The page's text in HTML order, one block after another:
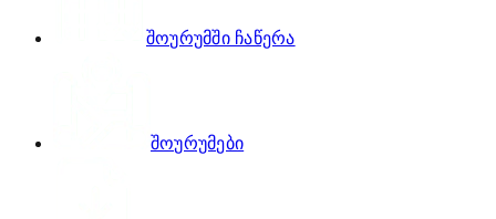
შოურუმში ჩაწერა
შოურუმები